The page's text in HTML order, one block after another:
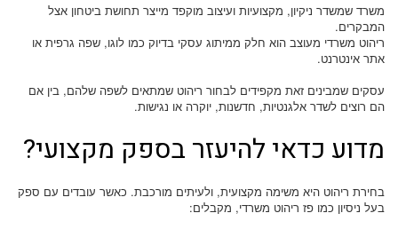
משרד שמשדר ניקיון, מקצועיות ועיצוב מוקפד מייצר תחושת ביטחון אצל
המבקרים.
ריהוט משרדי מעוצב הוא חלק ממיתוג עסקי בדיוק כמו לוגו, שפה גרפית או
אתר אינטרנט.
עסקים שמבינים זאת מקפידים לבחור ריהוט שמתאים לשפה שלהם, בין אם
הם רוצים לשדר אלגנטיות, חדשנות, יוקרה או נגישות.
מדוע כדאי להיעזר בספק מקצועי?
בחירת ריהוט היא משימה מקצועית, ולעיתים מורכבת. כאשר עובדים עם ספק
בעל ניסיון כמו פז ריהוט משרדי, מקבלים: